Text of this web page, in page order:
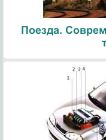
Поезда.